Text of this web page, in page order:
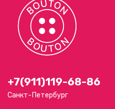
+7(911)119-68-86
Санкт-Петербург